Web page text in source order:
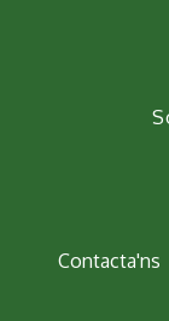
Contacta'ns